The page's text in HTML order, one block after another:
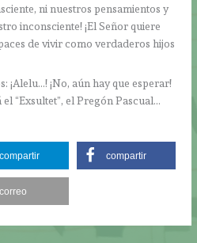
ni nuestros pensamientos y
inconsciente! ¡El Señor quiere
de vivir como verdaderos hijos
¡Alelu…! ¡No, aún hay que esperar!
“Exsultet”, el Pregón Pascual…
compartir compartir
correo